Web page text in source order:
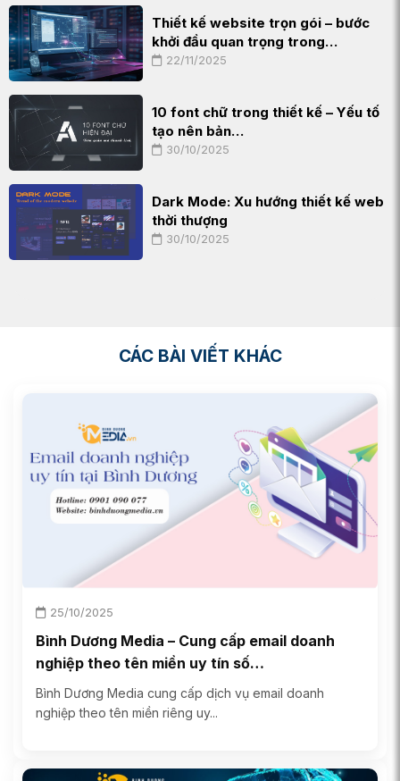
Thiết kế website trọn gói – bước
khởi đầu quan trọng trong…
22/11/2025
10 font chữ trong thiết kế – Yếu tố
tạo nên bản…
30/10/2025
Dark Mode: Xu hướng thiết kế web
thời thượng
30/10/2025
CÁC BÀI VIẾT KHÁC
25/10/2025
Bình Dương Media – Cung cấp email doanh
nghiệp theo tên miền uy tín số…
Bình Dương Media cung cấp dịch vụ email doanh
nghiệp theo tên miền riêng uy...